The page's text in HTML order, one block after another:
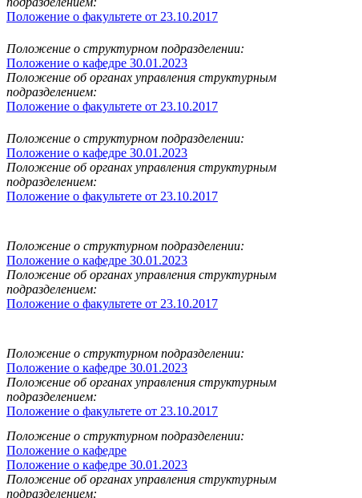
Положение о факультете от 23.10.2017
Положение о структурном подразделении:
Положение о кафедре 30.01.2023
Положение об органах управления структурным
подразделением:
Положение о факультете от 23.10.2017
Положение о структурном подразделении:
Положение о кафедре 30.01.2023
Положение об органах управления структурным
подразделением:
Положение о факультете от 23.10.2017
Положение о структурном подразделении:
Положение о кафедре 30.01.2023
Положение об органах управления структурным
подразделением:
Положение о факультете от 23.10.2017
Положение о структурном подразделении:
Положение о кафедре 30.01.2023
Положение об органах управления структурным
подразделением:
Положение о факультете от 23.10.2017
Положение о структурном подразделении:
Положение о кафедре
Положение о кафедре 30.01.2023
Положение об органах управления структурным
подразделением: